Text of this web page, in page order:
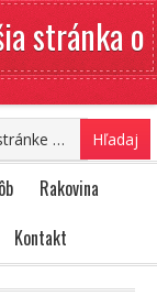
stránka o
Rakovina
Kontakt